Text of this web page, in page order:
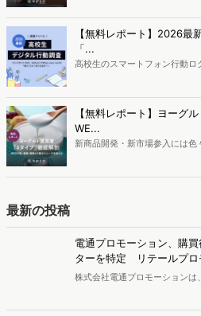
か、また、要因を理解した上
制作するにはどうするべきな
疑問をお抱えのSEO・Webマー
容となっています。※本レポー
【無料レポート】2026最
「...
高校生のスマートフォン行動ロ
最新の若年層（高校生）にお
ち、スマートフォンを取り巻
により高校生のデジタルライフ
す。※資料は記事内の入力フォ
【無料レポート】ヨーグ
WE...
新商品開発・新市場参入には色
調査を実施しても、購買実態
ポートとなっています。※本レ
ウンロードできます。
最新の投稿
電通プロモーション、購
ターを特定 リテールプロ
株式会社電通プロモーション
データと生活者の定性データ
た8つのショッパークラスター